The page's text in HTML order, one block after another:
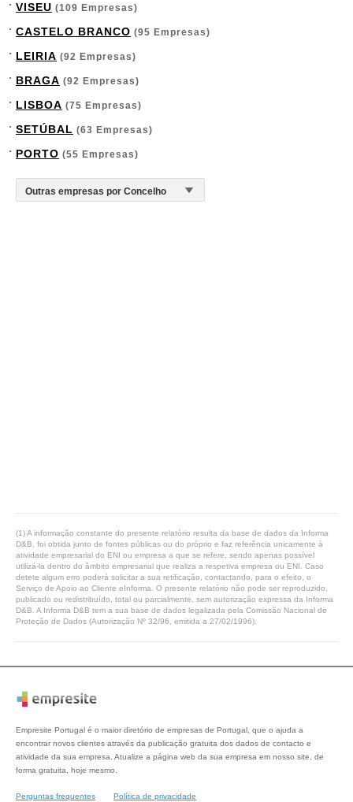
VISEU (109 Empresas)
CASTELO BRANCO (95 Empresas)
LEIRIA (92 Empresas)
BRAGA (92 Empresas)
LISBOA (75 Empresas)
SETÚBAL (63 Empresas)
PORTO (55 Empresas)
(1) A informação constante do presente relatório resulta da base de dados da Informa
D&B, foi obtida junto de fontes públicas ou do próprio e faz referência unicamente à
atividade empresarial do ENI ou empresa a que se refere, sendo apenas possível
utilizá-la dentro do âmbito empresarial que realiza a respetiva empresa ou ENI. Caso
detete algum erro poderá solicitar a sua retificação, contactando, para o efeito, o
Serviço de Apoio ao Cliente eInforma. O presente relatório não pode ser reproduzido,
publicado ou redistribuído, total ou parcialmente, sem autorização expressa da Informa
D&B. A Informa D&B tem a sua base de dados legalizada pela Comissão Nacional de
Proteção de Dados (Autorização Nº 32/96, emitida a 27/02/1996).
Empresite Portugal é o maior diretório de empresas de Portugal, que o ajuda a
encontrar novos clientes através da publicação gratuita dos dados de contacto e
atividade da sua empresa. Atualize a página web da sua empresa em nosso site, de
forma gratuita, hoje mesmo.
Perguntas frequentes Política de privacidade